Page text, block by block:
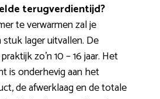
terugverdientijd?
te verwarmen zal je
lager uitvallen. De
zo’n 10 – 16 jaar. Het
is onderhevig aan het
de afwerklaag en de totale